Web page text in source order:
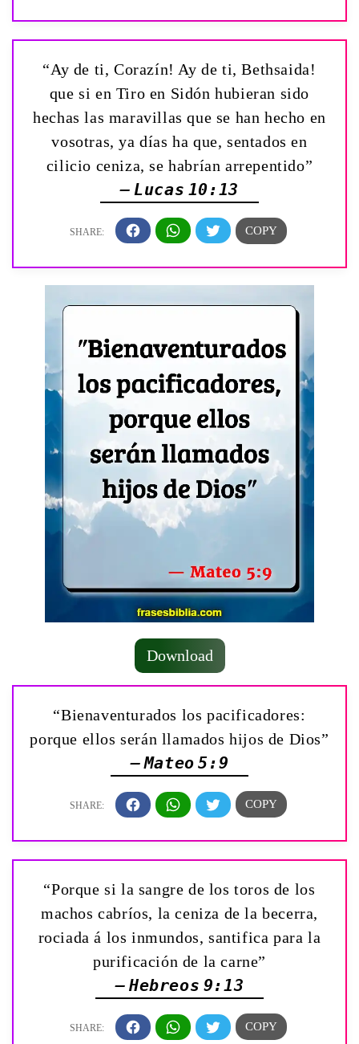
“Ay de ti, Corazín! ­Ay de ti, Bethsaida!
que si en Tiro en Sidón hubieran sido
hechas las maravillas que se han hecho en
vosotras, ya días ha que, sentados en
cilicio ceniza, se habrían arrepentido”
— Lucas 10:13
Download
“Bienaventurados los pacificadores:
porque ellos serán llamados hijos de Dios”
— Mateo 5:9
“Porque si la sangre de los toros de los
machos cabríos, la ceniza de la becerra,
rociada á los inmundos, santifica para la
purificación de la carne”
— Hebreos 9:13